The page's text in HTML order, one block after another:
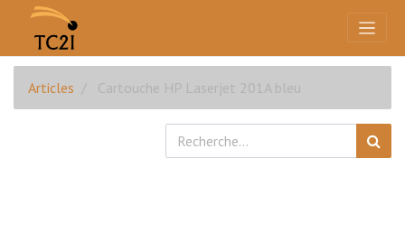
Articles Cartouche HP Laserjet 201A bleu